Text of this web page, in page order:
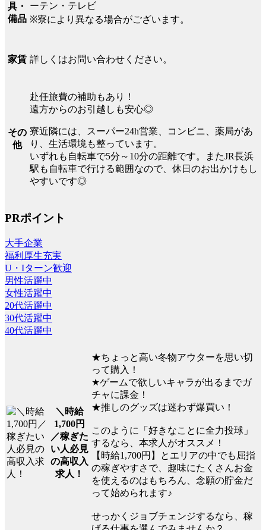
具・
備品
ーテン・テレビ
※寮により異なる場合がございます。
家賃 詳しくはお問い合わせください。
その
他
赴任旅費の補助もあり！
遠方からのお引越しも安心◎
寮近隣には、スーパー24h営業、コンビニ、薬局があ
り、生活環境も整っています。
いずれも自転車で5分～10分の距離です。またJR長浜
駅も自転車で行ける範囲なので、休日のお出かけもし
やすいです◎
PRポイント
大手企業
福利厚生充実
U・Iターン歓迎
男性活躍中
女性活躍中
20代活躍中
30代活躍中
40代活躍中
＼時給
1,700円
／稼ぎた
い人必見
の高収入
求人！
★ちょっと高い冬物アウターを思い切
って購入！
★ゲームで欲しいキャラが出るまでガ
チャに課金！
★推しのグッズは迷わず爆買い！
このように「好きなことに全力投球」
するなら、本求人がオススメ！
【時給1,700円】とエリアの中でも屈指
の稼ぎやすさで、趣味にたくさんお金
を使えるのはもちろん、念願の貯金だ
って始められます♪
せっかくジョブチェンジするなら、稼